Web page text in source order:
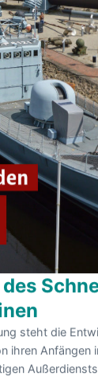
steht die
ihren Anfängen